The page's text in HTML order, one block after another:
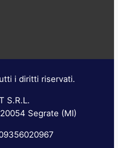
i diritti riservati.
S.R.L.
Segrate (MI)